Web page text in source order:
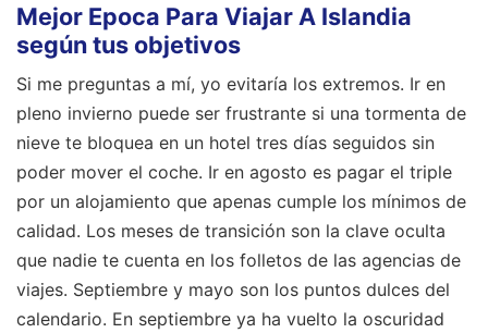
Mejor Epoca Para Viajar A Islandia
según tus objetivos
Si me preguntas a mí, yo evitaría los extremos. Ir en
pleno invierno puede ser frustrante si una tormenta de
nieve te bloquea en un hotel tres días seguidos sin
poder mover el coche. Ir en agosto es pagar el triple
por un alojamiento que apenas cumple los mínimos de
calidad. Los meses de transición son la clave oculta
que nadie te cuenta en los folletos de las agencias de
viajes. Septiembre y mayo son los puntos dulces del
calendario. En septiembre ya ha vuelto la oscuridad